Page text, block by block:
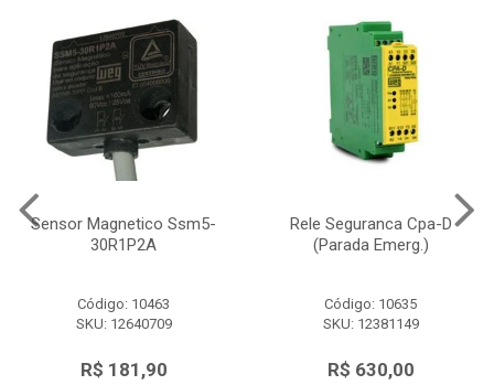
Sensor Magnetico Ssm5-
30R1P2A
Código: 10463
SKU: 12640709
R$ 181,90
Rele Seguranca Cpa-D
(Parada Emerg.)
Código: 10635
SKU: 12381149
R$ 630,00